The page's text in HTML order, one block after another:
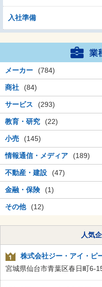
入社準備
メーカー (784)
商社 (84)
サービス (293)
教育・研究 (22)
小売 (145)
情報通信・メディア (189)
不動産・建設 (47)
金融・保険 (1)
その他 (12)
人気
株式会社ジー・アイ・ピ
宮城県仙台市青葉区春日町6-